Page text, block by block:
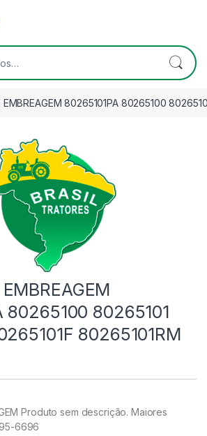
EMBREAGEM 80265101PA 80265100
80265100 80265101
80265101RM
Produto sem descrição. Maiores
6696